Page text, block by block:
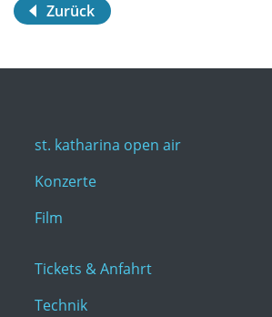
Zurück
st. katharina open air
Konzerte
Film
Tickets & Anfahrt
Technik